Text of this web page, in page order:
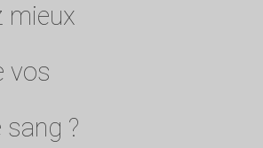
mieux
vos
sang ?